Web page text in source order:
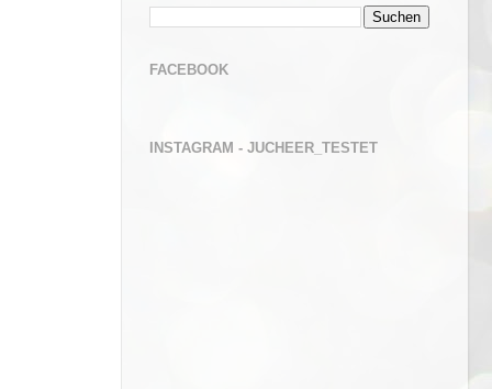
FACEBOOK
INSTAGRAM - JUCHEER_TESTET